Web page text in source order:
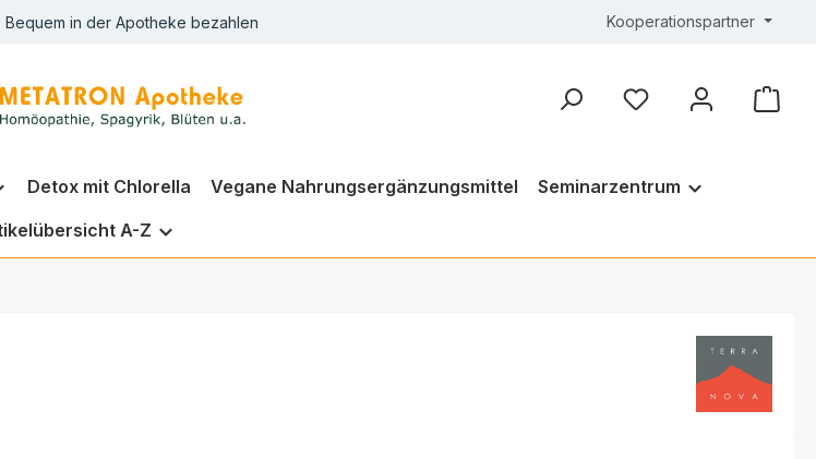
Bequem in der Apotheke bezahlen Kooperationspartner
Detox mit Chlorella Vegane Nahrungsergänzungsmittel
Seminarzentrum
A-Z